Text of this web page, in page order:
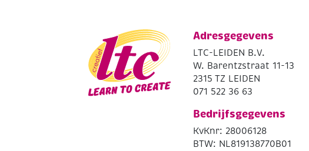
Adresgegevens
LTC-LEIDEN B.V.
W. Barentzstraat 11-13
2315 TZ LEIDEN
071 522 36 63
Bedrijfsgegevens
KvKnr: 28006128
BTW: NL819138770B01